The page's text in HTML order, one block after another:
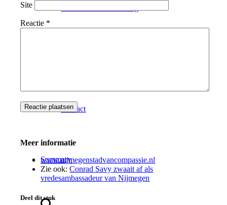
Contact
Summary
Site
Reactie *
Meer informatie
www.nijmegenstadvancompassie.nl
Zie ook:Conrad Savy zwaait af als
vredesambassadeur van Nijmegen
Deel dit stuk